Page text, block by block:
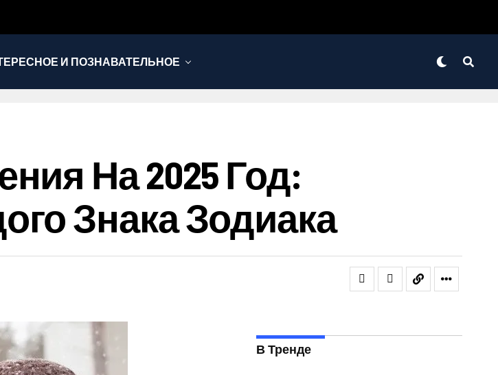
И ПОЗНАВАТЕЛЬНОЕ
На 2025 Год:
Знака Зодиака
В Тренде